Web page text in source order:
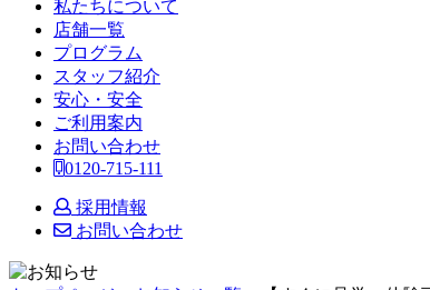
私たちについて
店舗一覧
プログラム
スタッフ紹介
安心・安全
ご利用案内
お問い合わせ
0120-715-111
採用情報
お問い合わせ